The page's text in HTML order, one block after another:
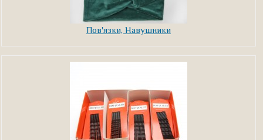
Пов'язки, Навушники